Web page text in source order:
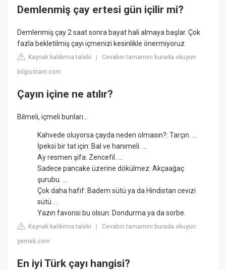
Demlenmiş çay ertesi gün içilir mi?
Demlenmiş çay 2 saat sonra bayat hali almaya başlar. Çok
fazla bekletilmiş çayı içmenizi kesinlikle önermiyoruz.
Kaynak kaldırma talebi |Cevabın tamamını burada okuyun:
bilgiustam.com
Çayın içine ne atılır?
Bilmeli, içmeli bunları...
Kahvede oluyorsa çayda neden olmasın?: Tarçın. ...
İpeksi bir tat için: Bal ve hanımeli. ...
Ay resmen şifa: Zencefil. ...
Sadece pancake üzerine dökülmez: Akçaağaç
şurubu. ...
Çok daha hafif: Badem sütü ya da Hindistan cevizi
sütü ...
Yazın favorisi bu olsun: Dondurma ya da sorbe.
Kaynak kaldırma talebi |Cevabın tamamını burada okuyun:
yemek.com
En iyi Türk çayı hangisi?